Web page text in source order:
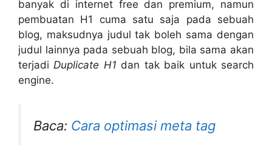
banyak di internet free dan premium, namun
pembuatan H1 cuma satu saja pada sebuah
blog, maksudnya judul tak boleh sama dengan
judul lainnya pada sebuah blog, bila sama akan
terjadiDuplicate H1 dan tak baik untuk search
engine.
Baca: Cara optimasi meta tag